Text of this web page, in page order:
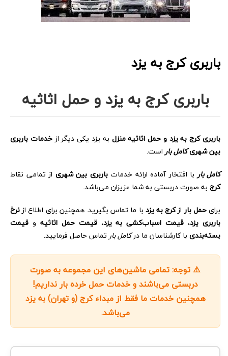
باربری کرج به یزد
باربری کرج به یزد و حمل اثاثیه
باربری کرج به یزد و حمل اثاثیه منزل به یزد یکی دیگر ازخدمات باربری
بین شهریکامل باراست.
کامل باربا افتخار آماده ارائه خدماتباربری بین شهری از تمامی نقاط
کرج به صورت دربستی به شما عزیزان می‌باشد.
برایحمل بارازکرج به یزد با ما تماس بگیرید. همچنین برای اطلاع ازنرخ
باربری یزد، قیمت اسباب‌کشی به یزد،قیمت حمل اثاثیه و قیمت
بسته‌بندی با کارشناسان ما درکامل بارتماس حاصل فرمایید.
⚠️ توجه: تمامی ماشین‌های این مجموعه به صورت
دربستی می‌باشند و خدمات حملخرده بار نداریم!
همچنین خدمات ما فقط از مبداءکرج (و تهران) به یزد
می‌باشد.